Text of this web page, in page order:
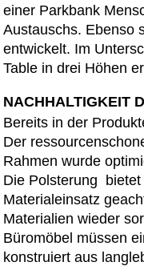
(GR)
(GB)
(GN)
(IN)
(ID)
(IR)
(IE)
(IL)
(IT)
(JP)
einer Parkbank
Austauschs. Ebenso
entwickelt. Im
Table in drei Höhen
NACHHALTIGKEIT
Bereits in der
Der
Rahmen wurde
Die Polsterung bietet
Materialeinsatz
Materialien wieder
Büromöbel müssen
konstruiert aus